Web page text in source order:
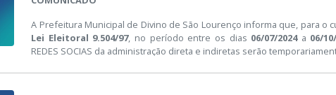
A Prefeitura Municipal de Divino de São Lourenço informa que, para o
Lei Eleitoral 9.504/97, no período entre os dias 06/07/2024a 06/
REDES SOCIAS da administração direta e indiretas serão